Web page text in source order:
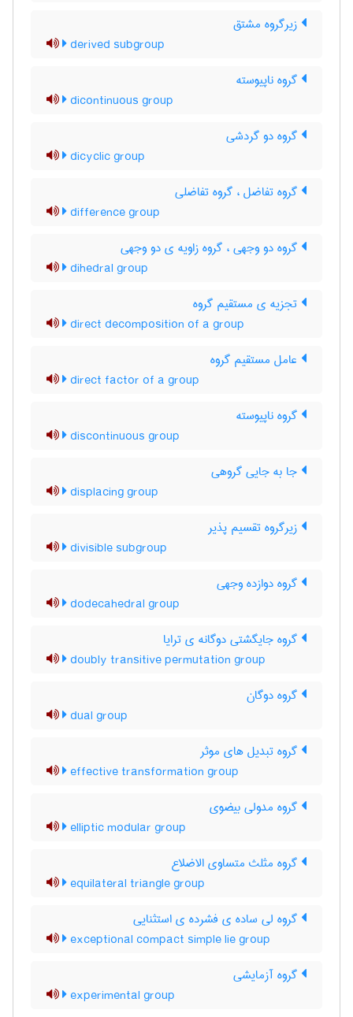
زیرگروه مشتق
derived subgroup
گروه ناپیوسته
dicontinuous group
گروه دو گردشی
dicyclic group
گروه تفاضل ، گروه تفاضلی
difference group
گروه دو وجهی ، گروه زاویه ی دو وجهی
dihedral group
تجزیه ی مستقیم گروه
direct decomposition of a group
عامل مستقیم گروه
direct factor of a group
گروه ناپیوسته
discontinuous group
جا به جایی گروهی
displacing group
زیرگروه تقسیم پذیر
divisible subgroup
گروه دوازده وجهی
dodecahedral group
گروه جایگشتی دوگانه ی ترایا
doubly transitive permutation group
گروه دوگان
dual group
گروه تبدیل های موثر
effective transformation group
گروه مدولی بیضوی
elliptic modular group
گروه مثلث متساوی الاضلاع
equilateral triangle group
گروه لی ساده ی فشرده ی استثنایی
exceptional compact simple lie group
گروه آزمایشی
experimental group